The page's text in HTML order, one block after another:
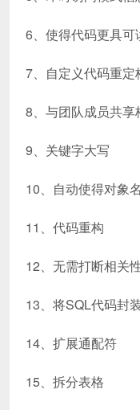
6、使得代码更具可
7、自定义代码重定
8、与团队成员共享
9、关键字大写
10、自动使得对象
11、代码重构
12、无需打断相关
13、将SQL代码封
14、扩展通配符
15、拆分表格